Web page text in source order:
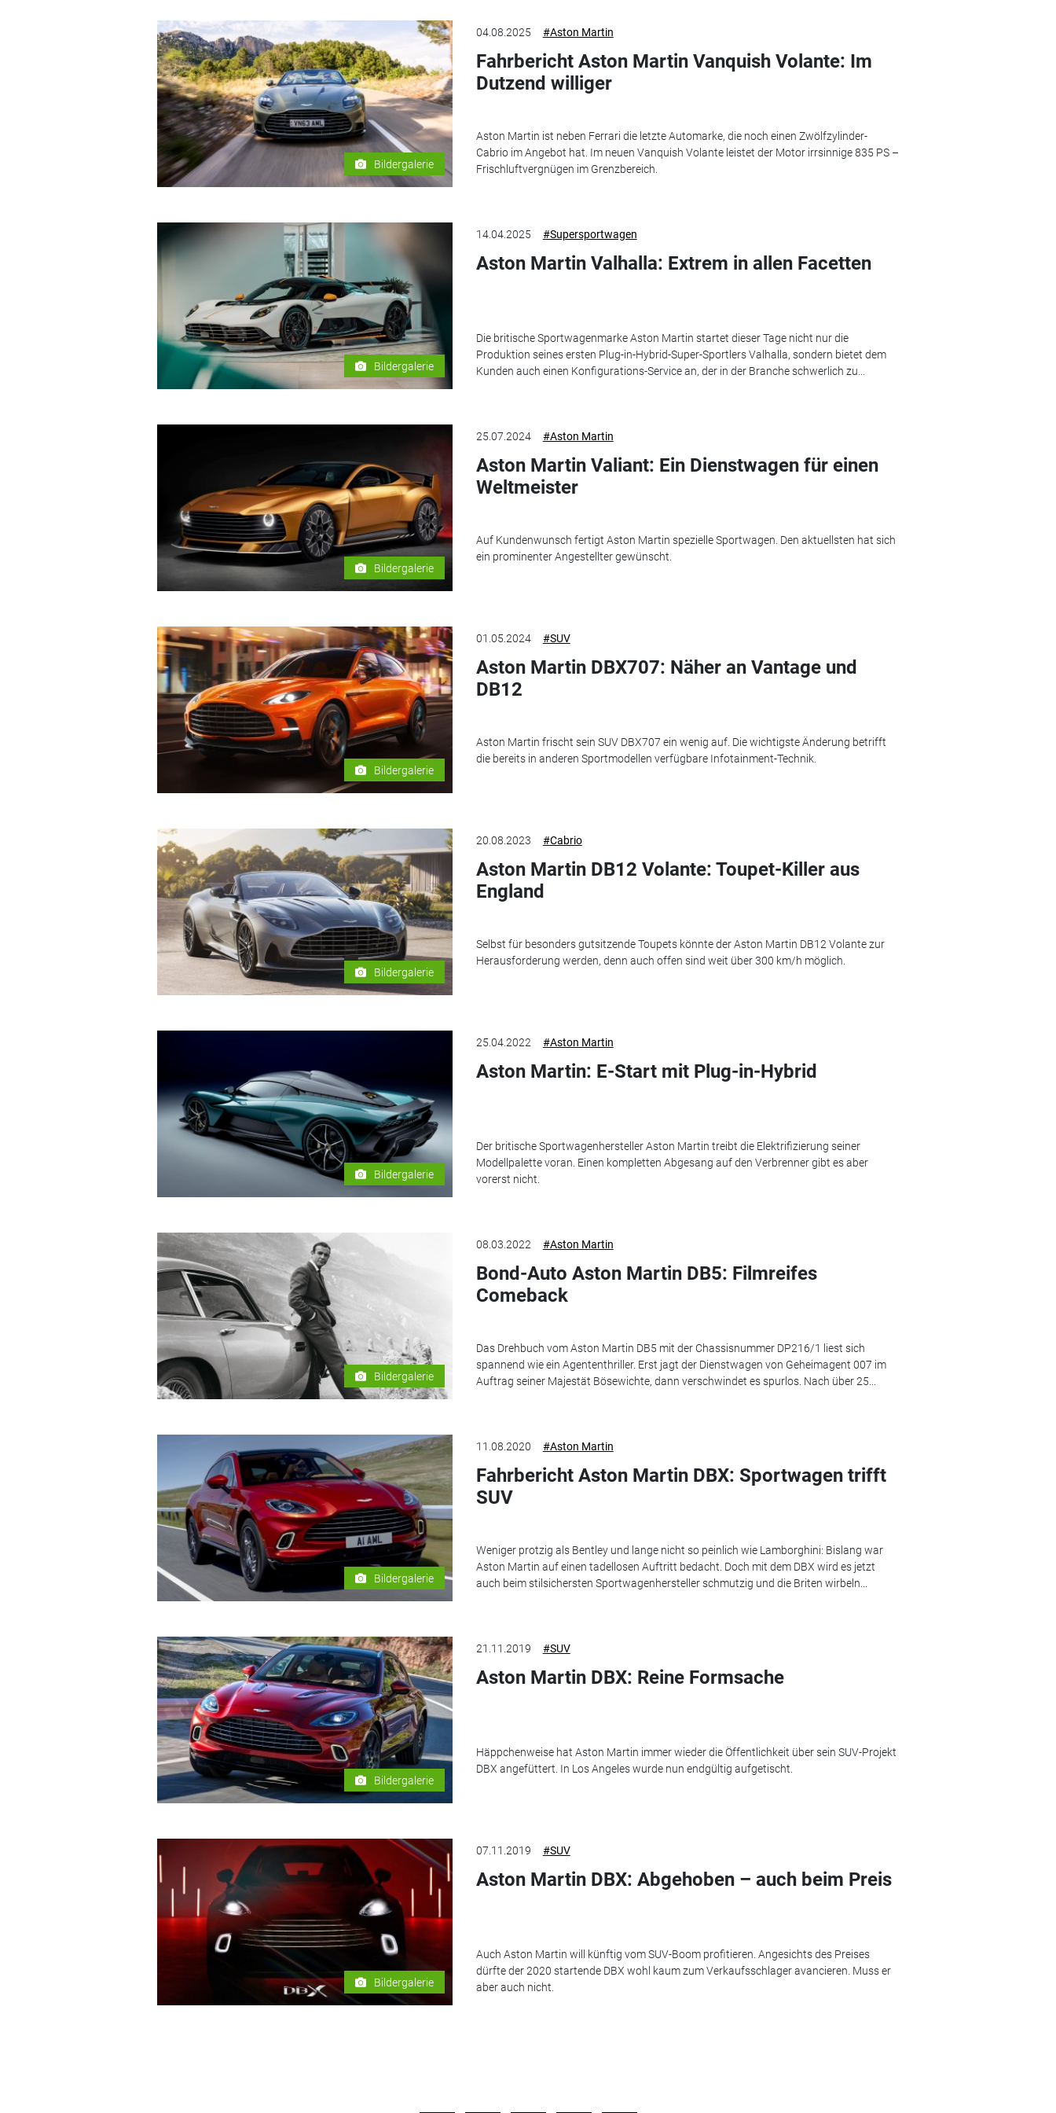
Bildergalerie
04.08.2025 #Aston Martin
Fahrbericht Aston Martin Vanquish Volante: Im
Dutzend williger
Aston Martin ist neben Ferrari die letzte Automarke, die noch einen Zwölfzylinder-
Cabrio im Angebot hat. Im neuen Vanquish Volante leistet der Motor irrsinnige 835 PS –
Frischluftvergnügen im Grenzbereich.
Bildergalerie
14.04.2025 #Supersportwagen
Aston Martin Valhalla: Extrem in allen Facetten
Die britische Sportwagenmarke Aston Martin startet dieser Tage nicht nur die
Produktion seines ersten Plug-in-Hybrid-Super-Sportlers Valhalla, sondern bietet dem
Kunden auch einen Konfigurations-Service an, der in der Branche schwerlich zu...
Bildergalerie
25.07.2024 #Aston Martin
Aston Martin Valiant: Ein Dienstwagen für einen
Weltmeister
Auf Kundenwunsch fertigt Aston Martin spezielle Sportwagen. Den aktuellsten hat sich
ein prominenter Angestellter gewünscht.
Bildergalerie
01.05.2024 #SUV
Aston Martin DBX707: Näher an Vantage und
DB12
Aston Martin frischt sein SUV DBX707 ein wenig auf. Die wichtigste Änderung betrifft
die bereits in anderen Sportmodellen verfügbare Infotainment-Technik.
Bildergalerie
20.08.2023 #Cabrio
Aston Martin DB12 Volante: Toupet-Killer aus
England
Selbst für besonders gutsitzende Toupets könnte der Aston Martin DB12 Volante zur
Herausforderung werden, denn auch offen sind weit über 300 km/h möglich.
Bildergalerie
25.04.2022 #Aston Martin
Aston Martin: E-Start mit Plug-in-Hybrid
Der britische Sportwagenhersteller Aston Martin treibt die Elektrifizierung seiner
Modellpalette voran. Einen kompletten Abgesang auf den Verbrenner gibt es aber
vorerst nicht.
Bildergalerie
08.03.2022 #Aston Martin
Bond-Auto Aston Martin DB5: Filmreifes
Comeback
Das Drehbuch vom Aston Martin DB5 mit der Chassisnummer DP216/1 liest sich
spannend wie ein Agententhriller. Erst jagt der Dienstwagen von Geheimagent 007 im
Auftrag seiner Majestät Bösewichte, dann verschwindet es spurlos. Nach über 25...
Bildergalerie
11.08.2020 #Aston Martin
Fahrbericht Aston Martin DBX: Sportwagen trifft
SUV
Weniger protzig als Bentley und lange nicht so peinlich wie Lamborghini: Bislang war
Aston Martin auf einen tadellosen Auftritt bedacht. Doch mit dem DBX wird es jetzt
auch beim stilsichersten Sportwagenhersteller schmutzig und die Briten wirbeln...
Bildergalerie
21.11.2019 #SUV
Aston Martin DBX: Reine Formsache
Häppchenweise hat Aston Martin immer wieder die Öffentlichkeit über sein SUV-Projekt
DBX angefüttert. In Los Angeles wurde nun endgültig aufgetischt.
Bildergalerie
07.11.2019 #SUV
Aston Martin DBX: Abgehoben – auch beim Preis
Auch Aston Martin will künftig vom SUV-Boom profitieren. Angesichts des Preises
dürfte der 2020 startende DBX wohl kaum zum Verkaufsschlager avancieren. Muss er
aber auch nicht.